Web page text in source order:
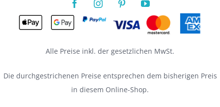
Alle Preise inkl. der gesetzlichen MwSt.
Die durchgestrichenen Preise entsprechen dem bisherigen Preis
in diesem Online-Shop.